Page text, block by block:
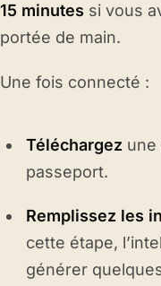
15 minutes si vous
portée de main.
Une fois connecté :
Téléchargez une
passeport.
Remplissez les
cette étape,
générer